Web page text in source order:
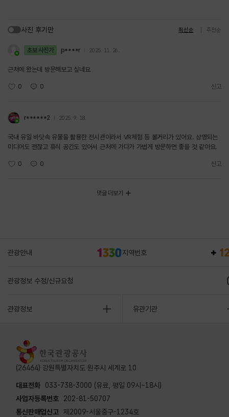
사진 후기만 최신순 추천순
초보 사진가 p****r 2025. 11. 26.
근처에 왔는데 방문해보고 싶네요
0 0 신고
r******2 2025. 9. 18.
국내 유일 바닷속 유물을 활용한 전시관이라서 VR체험 등 볼거리가 있어요. 상영되는
미디어도 괜찮고 휴식 공간도 있어서 근처에 가다가 가볍게 방문하면 좋을 것 같아요.
0 0 신고
댓글 더보기
관광안내 지역번호
관광정보 수정/신규요청
관광정보 유관기관
(26464) 강원특별자치도 원주시 세계로 10
대표전화
033-738-3000 (유료, 평일 09시~18시)
사업자등록번호
202-81-50707
통신판매업신고 제2009-서울중구-1234호